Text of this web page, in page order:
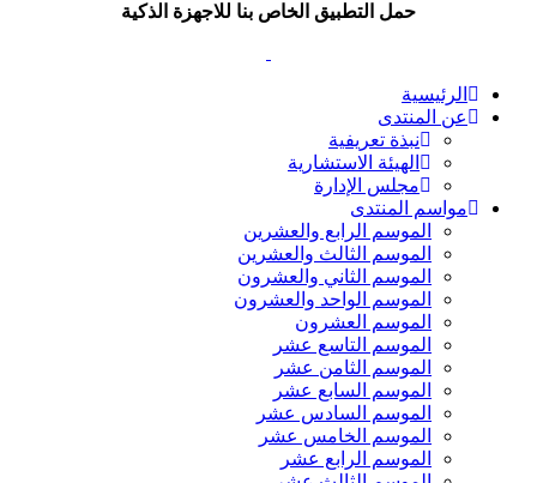
حمل التطبيق الخاص بنا للاجهزة الذكية
الرئيسية
عن المنتدى
نبذة تعريفية
الهيئة الاستشارية
مجلس الإدارة
مواسم المنتدى
الموسم الرابع والعشرين
الموسم الثالث والعشرين
الموسم الثاني والعشرون
الموسم الواحد والعشرون
الموسم العشرون
الموسم التاسع عشر
الموسم الثامن عشر
الموسم السابع عشر
الموسم السادس عشر
الموسم الخامس عشر
الموسم الرابع عشر